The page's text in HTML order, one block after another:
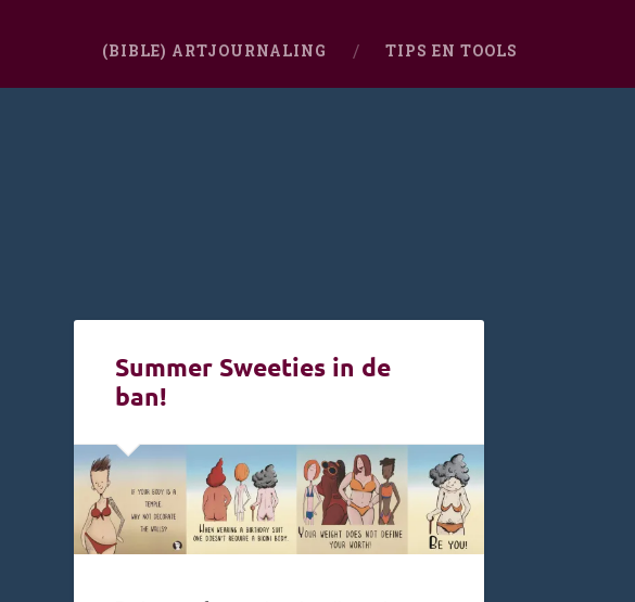
(BIBLE) ARTJOURNALING TIPS EN TOOLS
Summer Sweeties in de
ban!